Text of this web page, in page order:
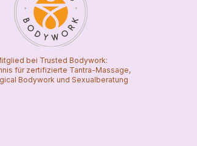
bei Trusted Bodywork:
für zertifizierte Tantra-Massage,
Bodywork und Sexualberatung